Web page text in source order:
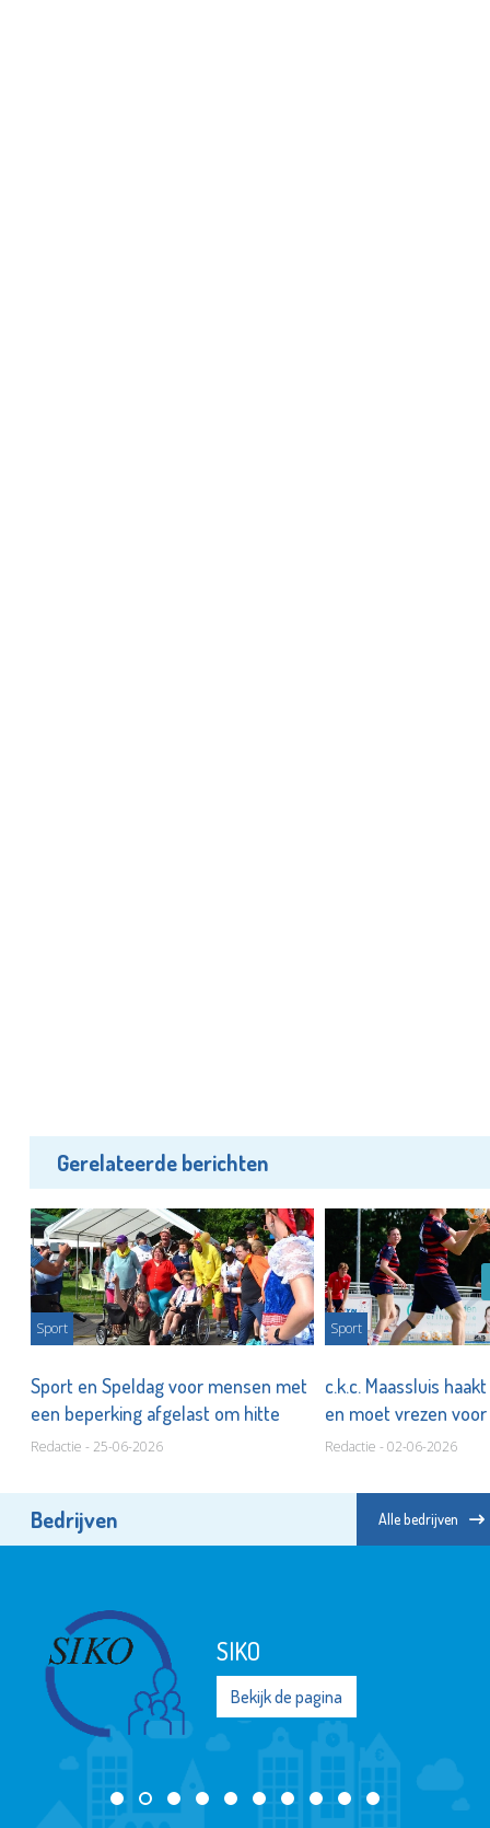
Gerelateerde berichten
Sport
Sport en Speldag voor mensen met
een beperking afgelast om hitte
Redactie - 25-06-2026
Sport
c.k.c. Maassluis
en moet vrezen
Redactie - 02-06-2026
Bedrijven Alle bedrijven
SIKO
Bekijk de pagina